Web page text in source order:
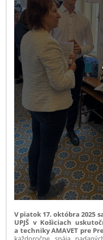
V piatok 17. októbra 2025
UPJŠ v Košiciach
a techniky AMAVET pre